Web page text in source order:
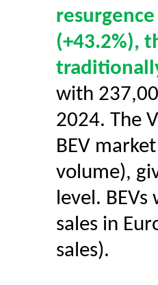
(+43.2%),
with
2024. The
BEV
volume),
level.
sales in
sales).